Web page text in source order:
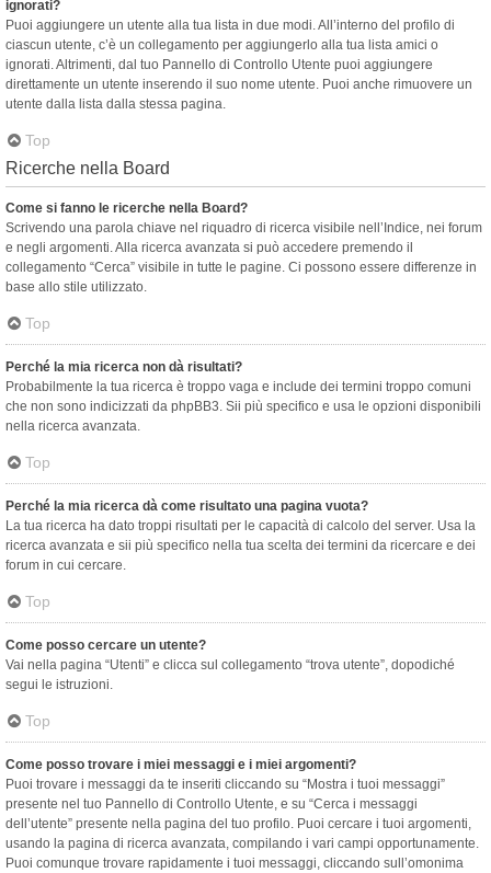
ignorati?
Puoi aggiungere un utente alla tua lista in due modi. All’interno del profilo di
ciascun utente, c’è un collegamento per aggiungerlo alla tua lista amici o
ignorati. Altrimenti, dal tuo Pannello di Controllo Utente puoi aggiungere
direttamente un utente inserendo il suo nome utente. Puoi anche rimuovere un
utente dalla lista dalla stessa pagina.
Top
Ricerche nella Board
Come si fanno le ricerche nella Board?
Scrivendo una parola chiave nel riquadro di ricerca visibile nell’Indice, nei forum
e negli argomenti. Alla ricerca avanzata si può accedere premendo il
collegamento “Cerca” visibile in tutte le pagine. Ci possono essere differenze in
base allo stile utilizzato.
Top
Perché la mia ricerca non dà risultati?
Probabilmente la tua ricerca è troppo vaga e include dei termini troppo comuni
che non sono indicizzati da phpBB3. Sii più specifico e usa le opzioni disponibili
nella ricerca avanzata.
Top
Perché la mia ricerca dà come risultato una pagina vuota?
La tua ricerca ha dato troppi risultati per le capacità di calcolo del server. Usa la
ricerca avanzata e sii più specifico nella tua scelta dei termini da ricercare e dei
forum in cui cercare.
Top
Come posso cercare un utente?
Vai nella pagina “Utenti” e clicca sul collegamento “trova utente”, dopodiché
segui le istruzioni.
Top
Come posso trovare i miei messaggi e i miei argomenti?
Puoi trovare i messaggi da te inseriti cliccando su “Mostra i tuoi messaggi”
presente nel tuo Pannello di Controllo Utente, e su “Cerca i messaggi
dell’utente” presente nella pagina del tuo profilo. Puoi cercare i tuoi argomenti,
usando la pagina di ricerca avanzata, compilando i vari campi opportunamente.
Puoi comunque trovare rapidamente i tuoi messaggi, cliccando sull’omonima